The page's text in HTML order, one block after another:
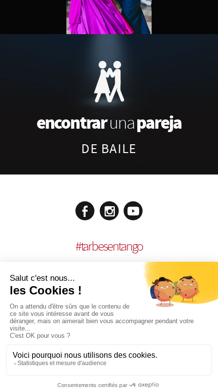
encontrarunapareja
DE BAILE
#tarbesentango
MENCIONES LEGALES